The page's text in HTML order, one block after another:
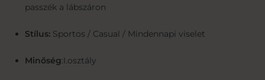
passzék a lábszáron
Stílus: Sportos / Casual / Mindennapi viselet
Minőség:I.osztály